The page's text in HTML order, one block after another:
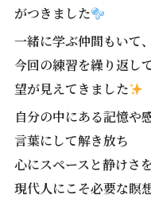
がつきました
一緒に学ぶ仲間もいて
今回の練習を繰り返し
望が見えてきました
自分の中にある記憶や
言葉にして解き放ち
心にスペースと静けさ
現代人にこそ必要な瞑